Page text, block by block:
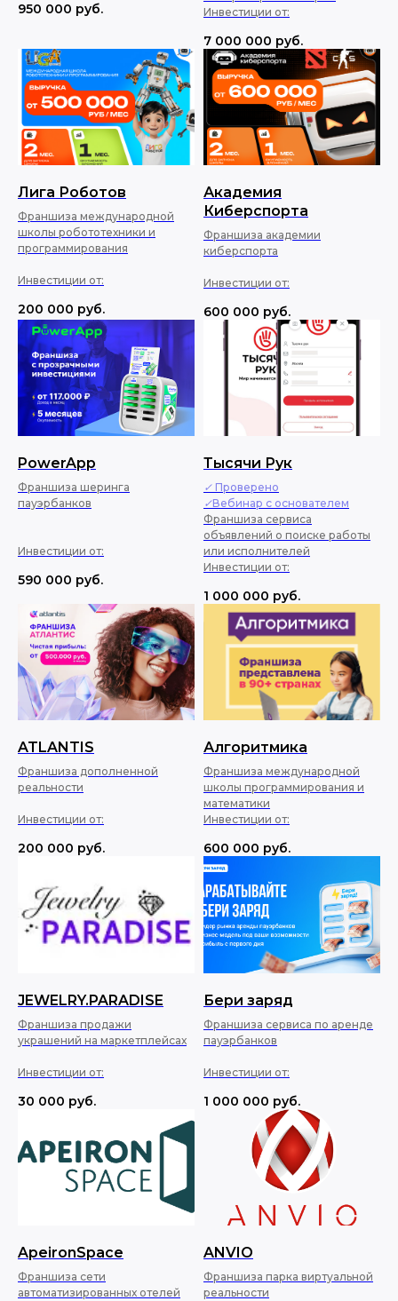
950 000 руб.
Инвестиции от:
7 000 000 руб.
Лига Роботов
Франшиза международной
школы робототехники и
программирования
Инвестиции от:
200 000 руб.
Академия
Киберспорта
Франшиза академии
киберспорта
Инвестиции от:
600 000 руб.
PowerApp
Франшиза шеринга
пауэрбанков
Инвестиции от:
590 000 руб.
Тысячи Рук
✓ Проверено
✓Вебинар с основателем
Франшиза сервиса
объявлений о поиске работы
или исполнителей
Инвестиции от:
1 000 000 руб.
ATLANTIS
Франшиза дополненной
реальности
Инвестиции от:
200 000 руб.
Алгоритмика
Франшиза международной
школы программирования и
математики
Инвестиции от:
600 000 руб.
JEWELRY.PARADISE
Франшиза продажи
украшений на маркетплейсах
Инвестиции от:
30 000 руб.
Бери заряд
Франшиза сервиса по аренде
пауэрбанков
Инвестиции от:
1 000 000 руб.
ApeironSpace
Франшиза сети
автоматизированных отелей
ANVIO
Франшиза парка виртуальной
реальности